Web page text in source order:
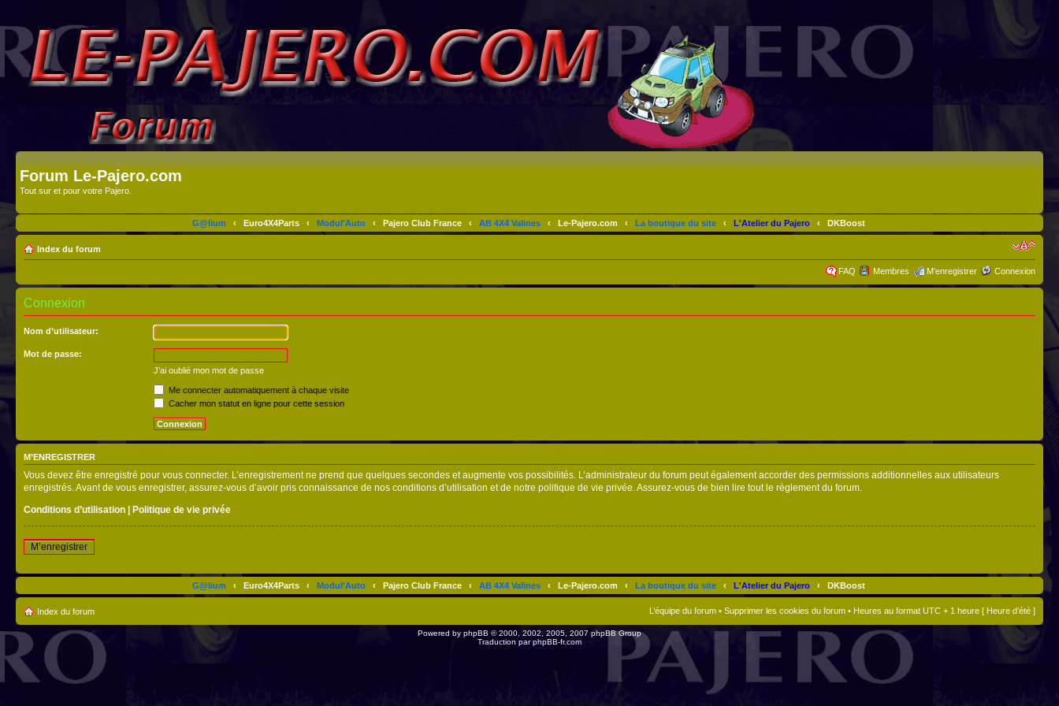
Forum Le-Pajero.com
Tout sur et pour votre Pajero.
G@lium ‹ Euro4X4Parts ‹ Modul'Auto ‹ Pajero Club France ‹ AB 4X4 Valines ‹ Le-Pajero.com ‹ La boutique du site ‹ L'Atelier du Pajero ‹ DKBoost
Index du forum
FAQ Membres M’enregistrer Connexion
Connexion
Nom d’utilisateur:
Mot de passe:
J’ai oublié mon mot de passe
Me connecter automatiquement à chaque visite
Cacher mon statut en ligne pour cette session
M’ENREGISTRER
Vous devez être enregistré pour vous connecter. L’enregistrement ne prend que quelques secondes et augmente vos possibilités. L’administrateur du forum peut également accorder des permissions additionnelles aux utilisateurs
enregistrés. Avant de vous enregistrer, assurez-vous d’avoir pris connaissance de nos conditions d’utilisation et de notre politique de vie privée. Assurez-vous de bien lire tout le règlement du forum.
Conditions d’utilisation
Politique de vie privée
M’enregistrer
G@lium ‹ Euro4X4Parts ‹ Modul'Auto ‹ Pajero Club France ‹ AB 4X4 Valines ‹ Le-Pajero.com ‹ La boutique du site ‹ L'Atelier du Pajero ‹ DKBoost
Index du forum L’équipe du forum • Supprimer les cookies du forum • Heures au format UTC + 1 heure [ Heure d’été ]
Powered by phpBB © 2000, 2002, 2005, 2007 phpBB Group
Traduction parphpBB-fr.com